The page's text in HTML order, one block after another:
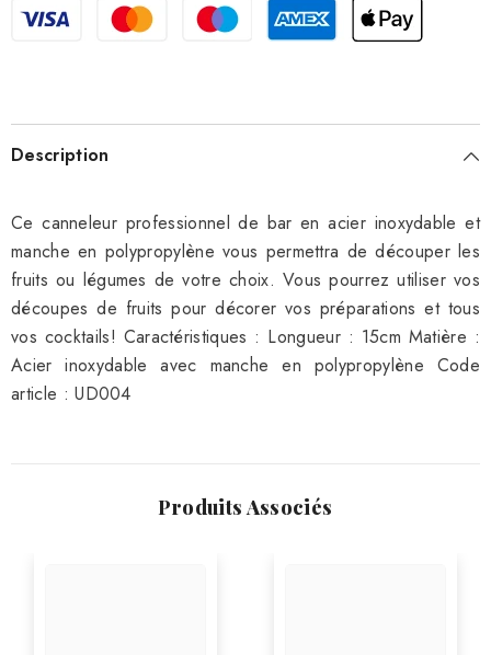
Description
Ce canneleur professionnel de bar en acier inoxydable et
manche en polypropylène vous permettra de découper les
fruits ou légumes de votre choix. Vous pourrez utiliser vos
découpes de fruits pour décorer vos préparations et tous
vos cocktails! Caractéristiques : Longueur : 15cm Matière :
Acier inoxydable avec manche en polypropylène Code
article : UD004
Produits Associés